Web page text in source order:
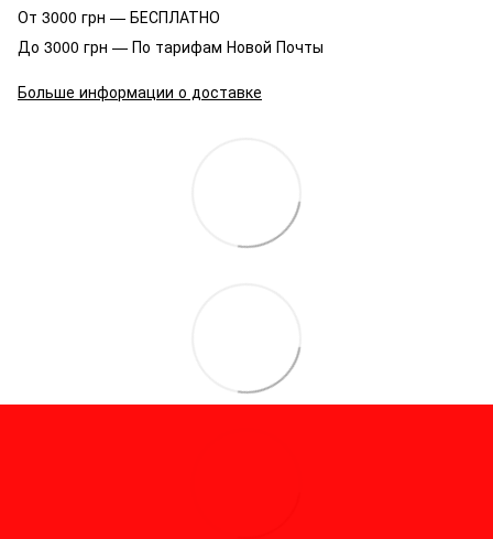
От 3000 грн — БЕСПЛАТНО
До 3000 грн — По тарифам Новой Почты
Больше информации о доставке